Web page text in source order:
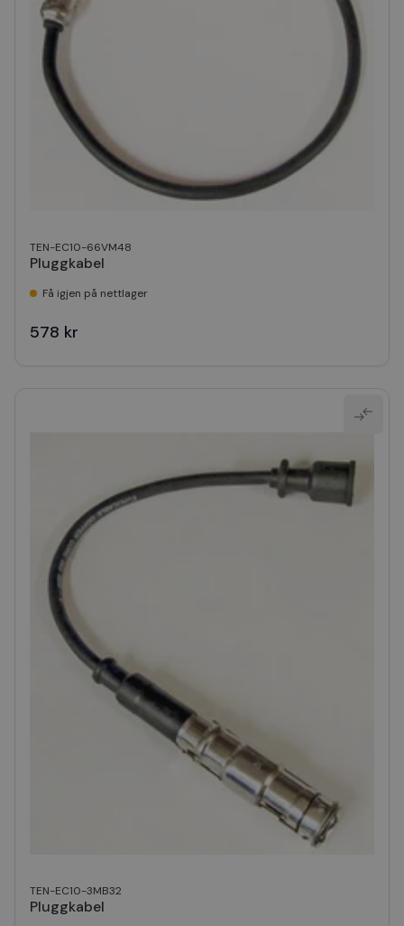
TEN-EC10-66VM48
Pluggkabel
Få igjen på nettlager
578 kr
TEN-EC10-3MB32
Pluggkabel